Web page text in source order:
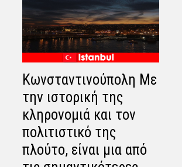
Κωνσταντινούπολη Με
την ιστορική της
κληρονομιά και τον
πολιτιστικό της
πλούτο, είναι μια από